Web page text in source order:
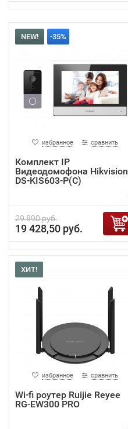
NEW! -35%
избранное сравнить
Комплект IP
Видеодомофона Hikvision
DS-KIS603-P(C)
29 890 руб.
19 428,50 руб.
ХИТ!
избранное сравнить
Wi-fi роутер Ruijie Reyee
RG-EW300 PRO